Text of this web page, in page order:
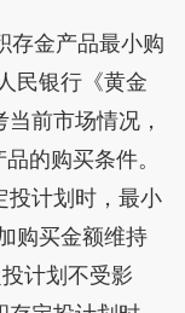
存金产品最小购
民银行《黄金
前市场情况，
的购买条件。
投计划时，最小
购买金额维持
计划不受影